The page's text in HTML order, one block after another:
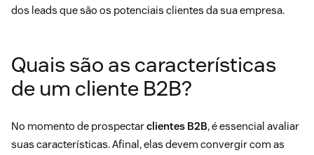
dos leads que são os potenciais clientes da sua empresa.
Quais são as características
de um cliente B2B?
No momento de prospectarclientes B2B, é essencial avaliar
suas características. Afinal, elas devem convergir com as